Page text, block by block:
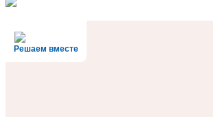
Решаем вместе